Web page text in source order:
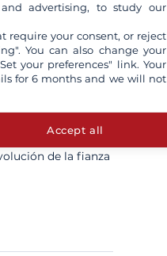
de la fianza
advertising, to study our
require your consent, or reject
You can also change your
your preferences" link. Your
for 6 months and we will not
Accept all